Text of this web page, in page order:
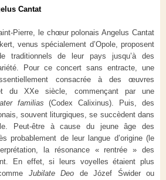
Cantat
Pierre, le chœur polonais Angelus Cantat
venus spécialement d’Opole, proposent
traditionnels de leur pays jusqu’à des
Pour ce concert sans entracte, une
consacrée à des œuvres
du XXe siècle, commençant par une
familias (Codex Calixinus). Puis, des
souvent liturgiques, se succèdent dans
Peut-être à cause du jeune âge des
probablement de leur langue d’origine (le
la résonance « rentrée » des
En effet, si leurs voyelles étaient plus
Jubilate Deo de Józef Świder ou